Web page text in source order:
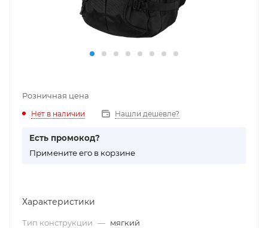
Розничная цена
Нет в наличии Нашли дешевле?
Есть промокод?
Примените его в корзине
Характеристики
Тип конструкции — мягкий